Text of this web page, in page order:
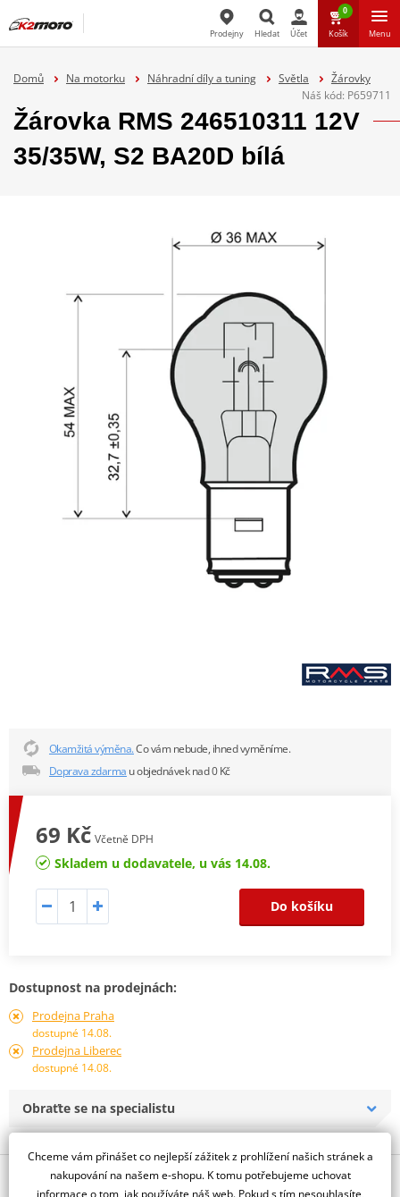
Hledat
Prodejny Hledat Účet
0
Košík Menu
Domů Na motorku Náhradní díly a tuning Světla
Žárovky
Náš kód: P659711
Žárovka RMS 246510311 12V
35/35W, S2 BA20D bílá
Okamžitá výměna.Co vám nebude, ihned vyměníme.
Doprava zdarma u objednávek nad 0 Kč
69 Kč Včetně DPH
Skladem u dodavatele, u vás 14.08.
Do košíku
Dostupnost na prodejnách:
Prodejna Praha
dostupné 14.08.
Prodejna Liberec
dostupné 14.08.
Obraťte se na specialistu
Popis a parametry
Chceme vám přinášet co nejlepší zážitek z prohlížení našich stránek a
nakupování na našem e-shopu. K tomu potřebujeme uchovat
informace o tom, jak používáte náš web. Pokud s tím nesouhlasíte,